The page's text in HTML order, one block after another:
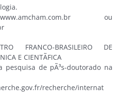
ou
FRANCO-BRASILEIRO DE
E CIENTÃFICA
pesquisa de pÃ³s-doutorado na
recherche/internat